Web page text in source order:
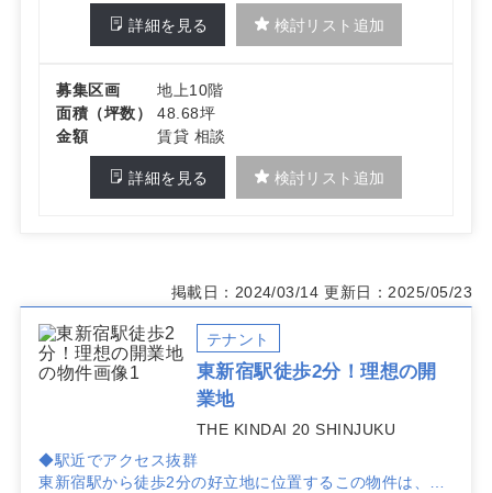
詳細を見る 検討リスト追加
募集区画
地上10階
面積（坪数）
48.68坪
金額
賃貸 相談
詳細を見る 検討リスト追加
掲載日：2024/03/14 更新日：2025/05/23
テナント
東新宿駅徒歩2分！理想の開
業地
THE KINDAI 20 SHINJUKU
◆駅近でアクセス抜群
東新宿駅から徒歩2分の好立地に位置するこの物件は、患